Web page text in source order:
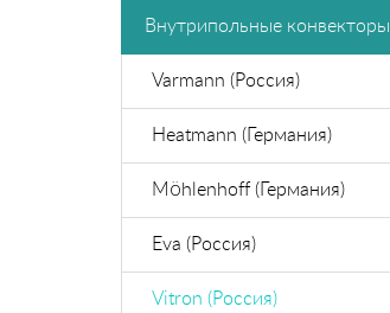
Внутрипольные конвекторы
Varmann (Россия)
Heatmann (Германия)
Möhlenhoff (Германия)
Eva (Россия)
Vitron (Россия)